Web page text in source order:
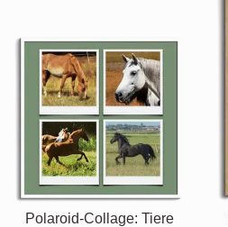
Polaroid-Collage: Tiere